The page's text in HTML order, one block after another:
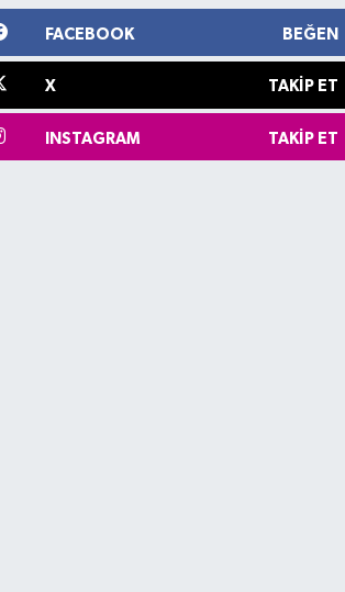
FACEBOOK BEĞEN
X TAKIP ET
INSTAGRAM TAKIP ET